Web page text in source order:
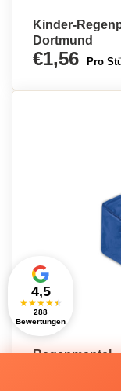
Kinder-
Dortmund
€1,56 Pro
Regenmantel
4,5
★★★★★
288
Bewertungen